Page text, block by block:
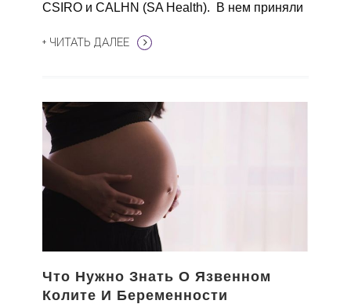
CSIRO и CALHN (SA Health). В нем приняли
+ ЧИТАТЬ ДАЛЕЕ
Что Нужно Знать О Язвенном
Колите И Беременности